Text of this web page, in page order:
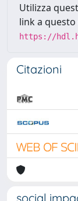
Utilizza
link a
https://
Citazioni
social